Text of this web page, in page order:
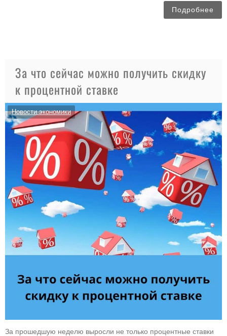
Подробнее
За что сейчас можно получить скидку
к процентной ставке
Новости экономики
За прошедшую неделю выросли не только процентные ставки